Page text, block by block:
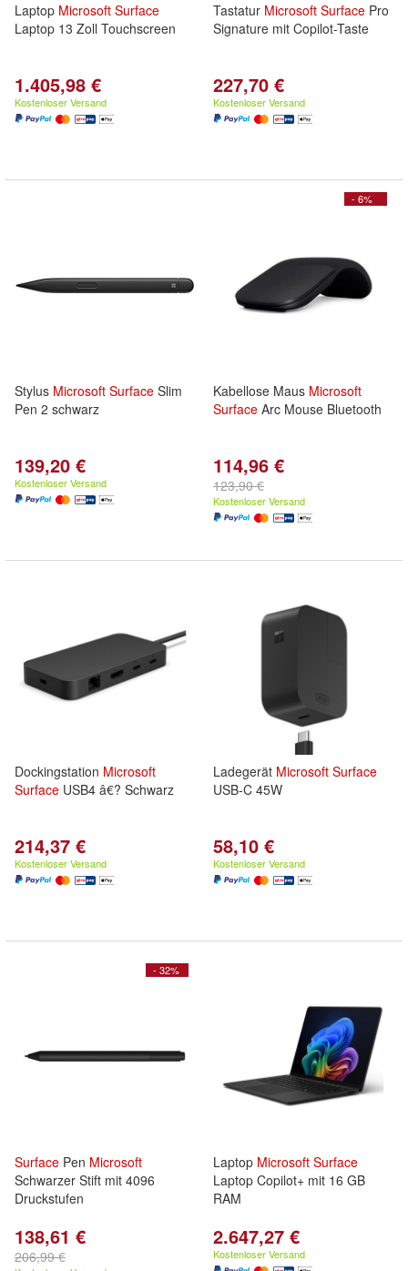
Laptop Microsoft Surface
Laptop 13 Zoll Touchscreen
1.405,98 €
Kostenloser Versand
Tastatur Microsoft Surface Pro
Signature mit Copilot-Taste
227,70 €
Kostenloser Versand
Stylus Microsoft Surface Slim
Pen 2 schwarz
139,20 €
Kostenloser Versand
- 6%
Kabellose Maus Microsoft
Surface Arc Mouse Bluetooth
114,96 €
123,90 €
Kostenloser Versand
Dockingstation Microsoft
Surface USB4 â€? Schwarz
214,37 €
Kostenloser Versand
Ladegerät Microsoft Surface
USB-C 45W
58,10 €
Kostenloser Versand
- 32%
Surface Pen Microsoft
Schwarzer Stift mit 4096
Druckstufen
138,61 €
206,99 €
Laptop Microsoft Surface
Laptop Copilot+ mit 16 GB
RAM
2.647,27 €
Kostenloser Versand